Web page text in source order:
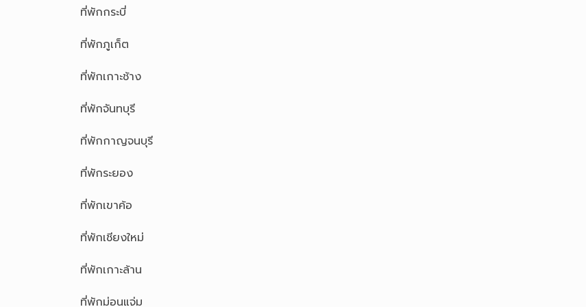
ที่พักกระบี่
ที่พักภูเก็ต
ที่พักเกาะช้าง
ที่พักจันทบุรี
ที่พักกาญจนบุรี
ที่พักระยอง
ที่พักเขาค้อ
ที่พักเชียงใหม่
ที่พักเกาะล้าน
ที่พักม่อนแจ่ม